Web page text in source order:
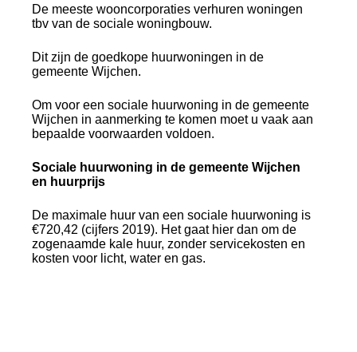
De meeste wooncorporaties verhuren woningen
tbv van de sociale woningbouw.
Dit zijn de goedkope huurwoningen in de
gemeente Wijchen.
Om voor een sociale huurwoning in de gemeente
Wijchen in aanmerking te komen moet u vaak aan
bepaalde voorwaarden voldoen.
Sociale huurwoning in de gemeente Wijchen
en huurprijs
De maximale huur van een sociale huurwoning is
€720,42 (cijfers 2019). Het gaat hier dan om de
zogenaamde kale huur, zonder servicekosten en
kosten voor licht, water en gas.